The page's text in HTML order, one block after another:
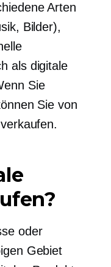
Arten
Bilder),
als digitale
Sie
Sie von
oder
Gebiet